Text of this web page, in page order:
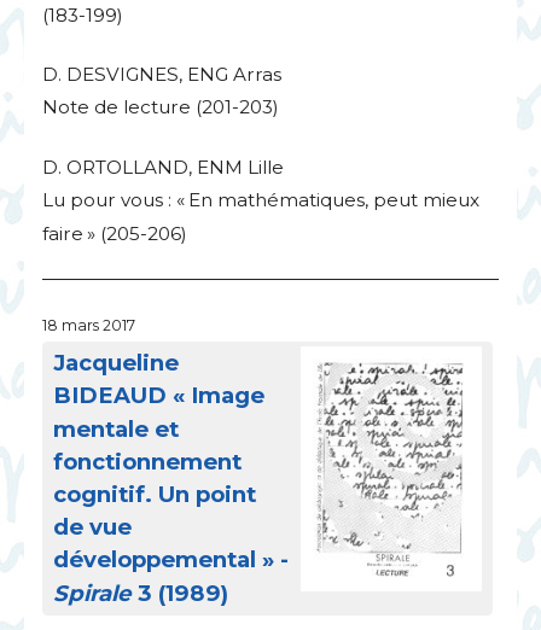
(183-199)
D. DESVIGNES, ENG Arras
Note de lecture (201-203)
D. ORTOLLAND, ENM Lille
Lu pour vous : « En mathématiques, peut mieux
faire » (205-206)
18 mars 2017
Jacqueline
BIDEAUD « Image
mentale et
fonctionnement
cognitif. Un point
de vue
développemental » -
Spirale3 (1989)